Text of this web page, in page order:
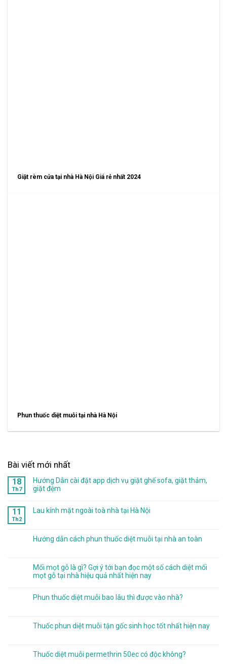
Giặt rèm cửa tại nhà Hà Nội Giá rẻ nhất 2024
Phun thuốc diệt muỗi tại nhà Hà Nội
Bài viết mới nhất
18
Th7
Hướng Dẫn cài đặt app dịch vụ giặt ghế sofa, giặt thảm,
giặt đệm
11
Th2
Lau kính mặt ngoài toà nhà tại Hà Nội
Hướng dẫn cách phun thuốc diệt muỗi tại nhà an toàn
Mối mọt gỗ là gì? Gợi ý tới bạn đọc một số cách diệt mối
mọt gỗ tại nhà hiệu quả nhất hiện nay
Phun thuốc diệt muỗi bao lâu thì được vào nhà?
Thuốc phun diệt muỗi tận gốc sinh học tốt nhất hiện nay
Thuốc diệt muỗi permethrin 50ec có độc không?